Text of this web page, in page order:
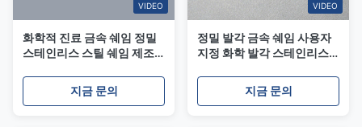
VIDEO
화학적 진료 금속 쉐임 정밀
스테인리스 스틸 쉐임 제조
지금 문의
VIDEO
정밀 발각 금속 쉐임 사용자
지정 화학 발각 스테인리스
지금 문의